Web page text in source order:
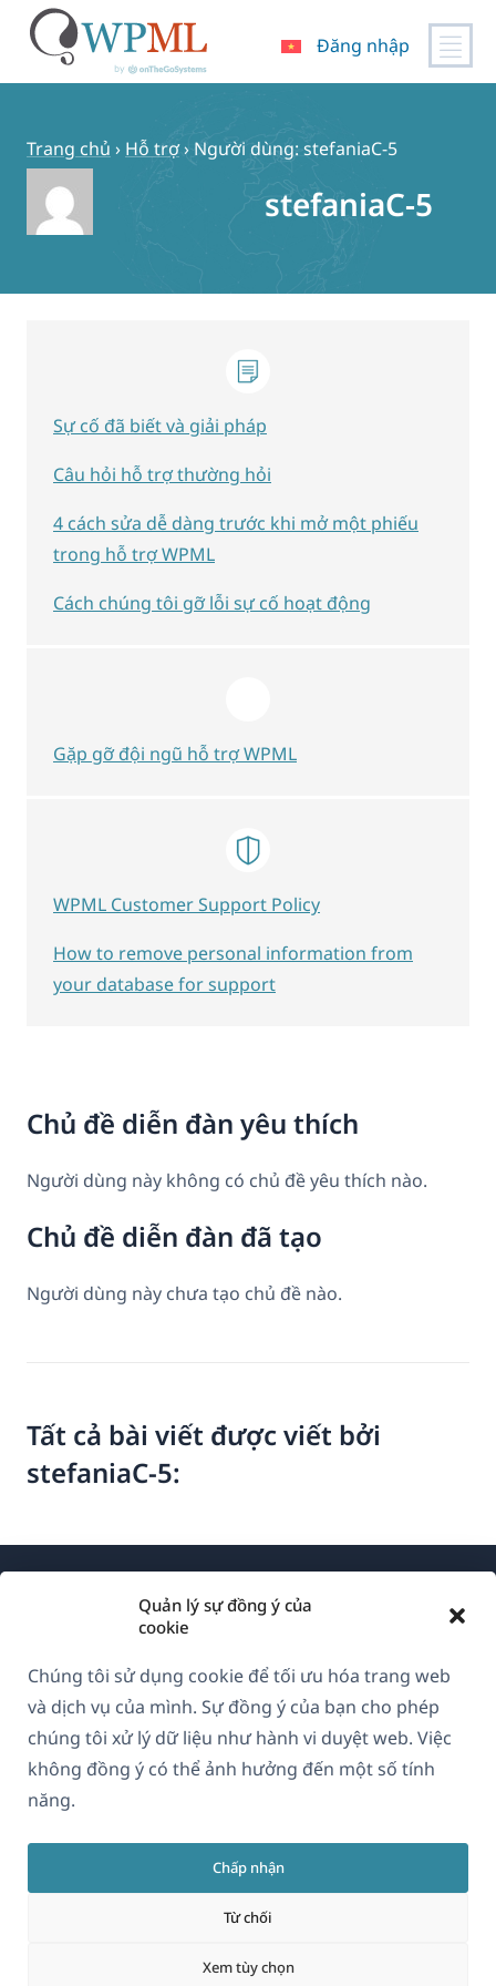
Quản lý sự đồng ý của
cookie
Chúng tôi sử dụng cookie để tối ưu hóa trang web
và dịch vụ của mình. Sự đồng ý của bạn cho phép
chúng tôi xử lý dữ liệu như hành vi duyệt web. Việc
không đồng ý có thể ảnh hưởng đến một số tính
năng.
Chấp nhận
Từ chối
Xem tùy chọn
dung
Đăng nhập
Trang chủ › Hỗ trợ› Người dùng: stefaniaC-5
stefaniaC-5
Chủ đề diễn đàn yêu thích
Người dùng này không có chủ đề yêu thích nào.
Chủ đề diễn đàn đã tạo
Người dùng này chưa tạo chủ đề nào.
Tất cả bài viết được viết bởi
stefaniaC-5:
Sự cố đã biết và giải pháp
Câu hỏi hỗ trợ thường hỏi
4 cách sửa dễ dàng trước khi mở một phiếu
trong hỗ trợ WPML
Cách chúng tôi gỡ lỗi sự cố hoạt động
Gặp gỡ đội ngũ hỗ trợ WPML
WPML Customer Support Policy
How to remove personal information from
your database for support
Vietnamese
GDPR & Chính sách Bảo mật
Tham gia đội ngũ của chúng tôi(mở
mới)
trong
cửa
sổ
mới)
trong
cửa
sổ
mới)
trong
sổ